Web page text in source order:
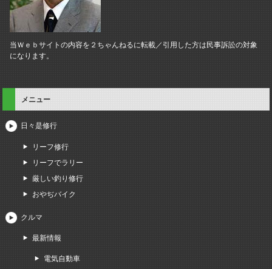
当Ｗｅｂサイトの内容を２ちゃんねるに転載／引用した方は民事訴訟の対象
になります。
メニュー
日々是修行
リーフ修行
リーフでラリー
厳しい釣り修行
おやぢバイク
クルマ
最新情報
電気自動車